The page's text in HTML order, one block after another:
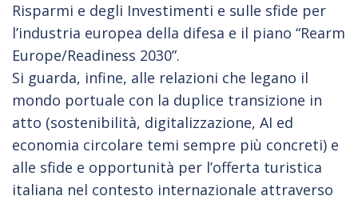
Risparmi e degli Investimenti e sulle sfide per
l’industria europea della difesa e il piano “Rearm
Europe/Readiness 2030”.
Si guarda, infine, alle relazioni che legano il
mondo portuale con la duplice transizione in
atto (sostenibilità, digitalizzazione, AI ed
economia circolare temi sempre più concreti) e
alle sfide e opportunità per l’offerta turistica
italiana nel contesto internazionale attraverso